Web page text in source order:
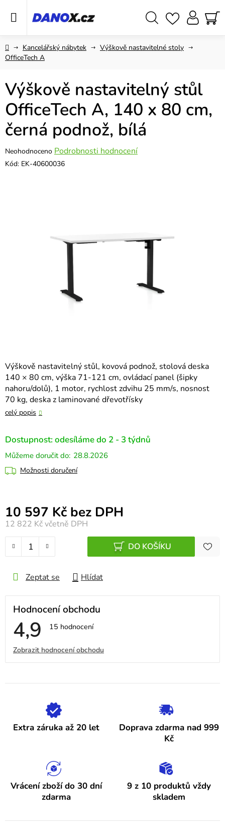
DomůKancelářský nábytek
Výškově nastavitelné stoly
OfficeTech A
Výškově nastavitelný stůl, kovová podnož, stolová deska
140 × 80 cm, výška 71-121 cm, ovládací panel (šipky
nahoru/dolů), 1 motor, rychlost zdvihu 25 mm/s, nosnost
70 kg, deska z laminované dřevotřísky
celý popis
Dostupnost: odesíláme do 2 - 3 týdnů
28.8.2026
Možnosti doručení
12 822 Kčvčetně DPH
10 597 Kč bez DPH
Měrná cena:
DO KOŠÍKU
Zeptat se Hlídat
Hodnocení obchodu
4,9 Průměrné
je
hvězdiček.
15 hodnocení
V
ý
p
h
o
e
Zobrazit hodnocení obchodu
Výškově nastavitelný stůl
OfficeTech A, 140 x 80 cm,
černá podnož, bílá
Průměrné
hodnocení
Neohodnoceno Podrobnosti hodnocení
Kód: EK-40600036
Extra záruka až 20 let
Doprava zdarma nad 999
Kč
Vrácení zboží do 30 dní
zdarma
9 z 10 produktů vždy
skladem